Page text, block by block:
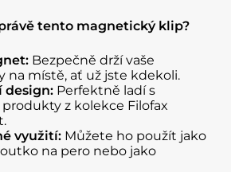
tento magnetický klip?
Bezpečně drží vaše
na místě, ať už jste kdekoli.
design: Perfektně ladí s
z kolekce Filofax
využití: Můžete ho použít jako
na pero nebo jako